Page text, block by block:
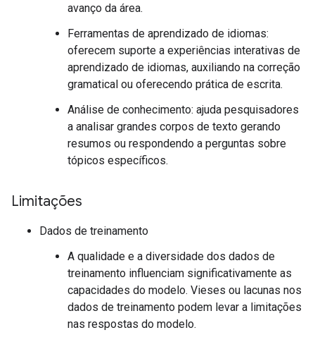
avanço da área.
Ferramentas de aprendizado de idiomas:
oferecem suporte a experiências interativas de
aprendizado de idiomas, auxiliando na correção
gramatical ou oferecendo prática de escrita.
Análise de conhecimento: ajuda pesquisadores
a analisar grandes corpos de texto gerando
resumos ou respondendo a perguntas sobre
tópicos específicos.
Limitações
Dados de treinamento
A qualidade e a diversidade dos dados de
treinamento influenciam significativamente as
capacidades do modelo. Vieses ou lacunas nos
dados de treinamento podem levar a limitações
nas respostas do modelo.